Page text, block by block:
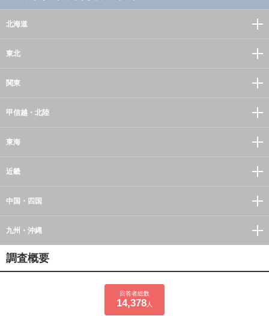
北海道
東北
関東
甲信越・北陸
東海
近畿
中国・四国
九州・沖縄
調査概要
回答者総数
14,378 人